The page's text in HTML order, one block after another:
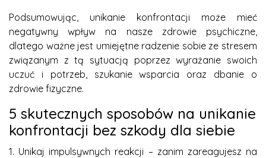
Podsumowując, unikanie konfrontacji może mieć
negatywny wpływ na nasze zdrowie psychiczne,
dlatego ważne jest umiejętne radzenie sobie ze stresem
związanym z tą sytuacją poprzez wyrażanie swoich
uczuć i potrzeb, szukanie wsparcia oraz dbanie o
zdrowie fizyczne.
5 skutecznych sposobów na unikanie
konfrontacji bez szkody dla siebie
1. Unikaj impulsywnych reakcji – zanim zareagujesz na